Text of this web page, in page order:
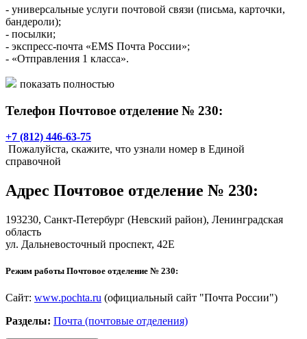
- универсальные услуги почтовой связи (письма, карточки,
бандероли);
- посылки;
- экспресс-почта «EMS Почта России»;
- «Отправления 1 класса».
Финансовые услуги:
- выплата/доставка пенсий и пособий;
- прием коммунальных платежей;
- прием платежей за услуги сотовой и факсимильной связи,
Интернет и телевидение;
- страховые услуги.
- «КиберПочт@»;
На территории Санкт-Петербурга и Ленинградской области
и в 278 почтовых отделениях Ленинградской области;
- распространение печати по подписке;
- продажа бестиражных и тиражных лотерей;
показать полностью
Телефон Почтовое отделение № 230:
+7 (812) 446-63-75
Пожалуйста, скажите, что узнали номер в Единой
справочной
Адрес Почтовое отделение № 230:
193230, Санкт-Петербург (Невский район), Ленинградская
область
ул. Дальневосточный проспект, 42Е
Режим работы Почтовое отделение № 230:
Сайт: www.pochta.ru (официальный сайт "Почта России")
Разделы: Почта (почтовые отделения)